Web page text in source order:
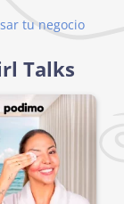
tu negocio
Talks